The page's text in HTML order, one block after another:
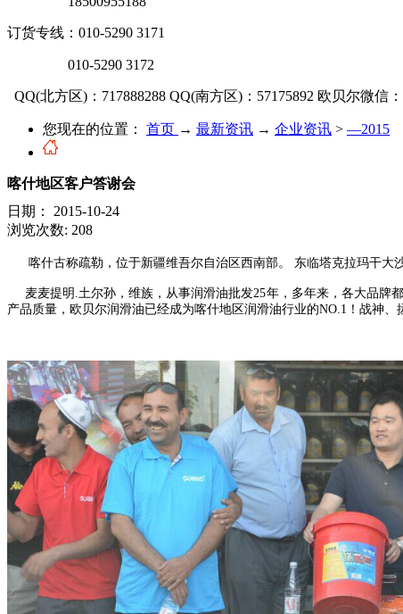
订货专线：010-5290 3171
010-5290 3172
QQ(北方区)：717888288 QQ(南方区)：57175892 欧贝尔微信
您现在的位置： 首页 → 最新资讯 → 企业资讯 > —2015
喀什地区客户答谢会
日期：
2015-10-24
浏览次数: 208
喀什古称疏勒，位于新疆维吾尔自治区西南部。 东临塔克拉玛干大
麦麦提明.土尔孙，维族，从事润滑油批发25年，多年来，各大品牌
产品质量，欧贝尔润滑油已经成为喀什地区润滑油行业的NO.1！战神、